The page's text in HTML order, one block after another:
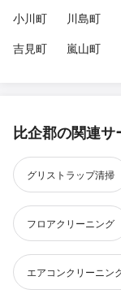
小川町
川島町
吉見町
嵐山町
比企郡の関連サ
グリストラップ清掃
フロアクリーニング
エアコンクリーニン